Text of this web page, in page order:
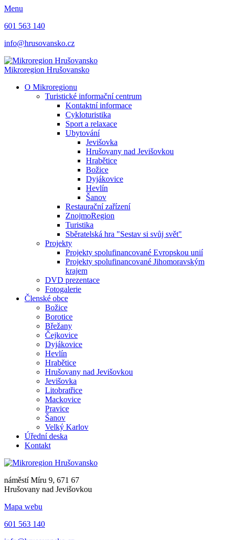
Menu
601 563 140
info@hrusovansko.cz
Mikroregion Hrušovansko
O Mikroregionu
Turistické informační centrum
Kontaktní informace
Cykloturistika
Sport a relaxace
Ubytování
Jevišovka
Hrušovany nad Jevišovkou
Hrabětice
Božice
Dyjákovice
Hevlín
Šanov
Restaurační zařízení
ZnojmoRegion
Turistika
Sběratelská hra "Sestav si svůj svět"
Projekty
Projekty spolufinancované Evropskou unií
Projekty spolufinancované Jihomoravským
krajem
DVD prezentace
Fotogalerie
Členské obce
Božice
Borotice
Břežany
Čejkovice
Dyjákovice
Hevlín
Hrabětice
Hrušovany nad Jevišovkou
Jevišovka
Litobratřice
Mackovice
Pravice
Šanov
Velký Karlov
Úřední deska
Kontakt
náměstí Míru 9, 671 67
Hrušovany nad Jevišovkou
Mapa webu
601 563 140